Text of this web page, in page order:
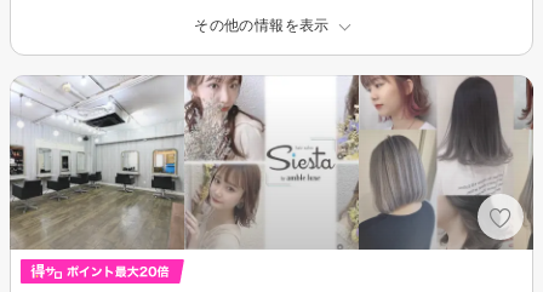
その他の情報を表示